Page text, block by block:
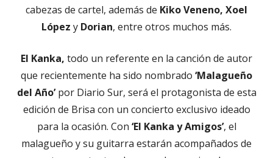
cabezas de cartel, además de Kiko Veneno, Xoel
López y Dorian, entre otros muchos más.
El Kanka, todo un referente en la canción de autor
que recientemente ha sido nombrado ‘Malagueño
del Año’por Diario Sur, será el protagonista de esta
edición de Brisa con un concierto exclusivo ideado
para la ocasión. Con ‘El Kanka y Amigos’, el
malagueño y su guitarra estarán acompañados de